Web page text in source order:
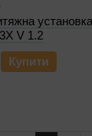
установка
V 1.2
Купити